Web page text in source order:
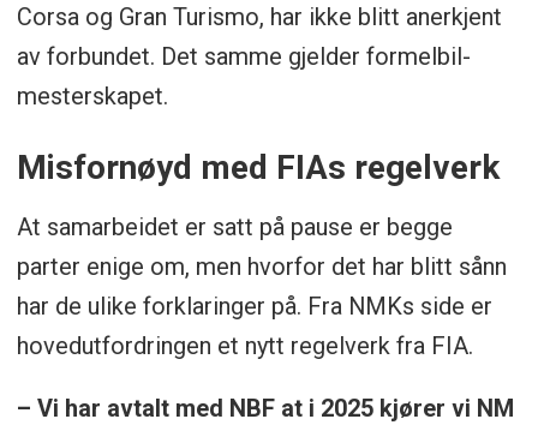
Corsa og Gran Turismo, har ikke blitt anerkjent
av forbundet. Det samme gjelder formelbil-
mesterskapet.
Misfornøyd med FIAs regelverk
At samarbeidet er satt på pause er begge
parter enige om, men hvorfor det har blitt sånn
har de ulike forklaringer på. Fra NMKs side er
hovedutfordringen et nytt regelverk fra FIA.
– Vi har avtalt med NBF at i 2025 kjører vi NM